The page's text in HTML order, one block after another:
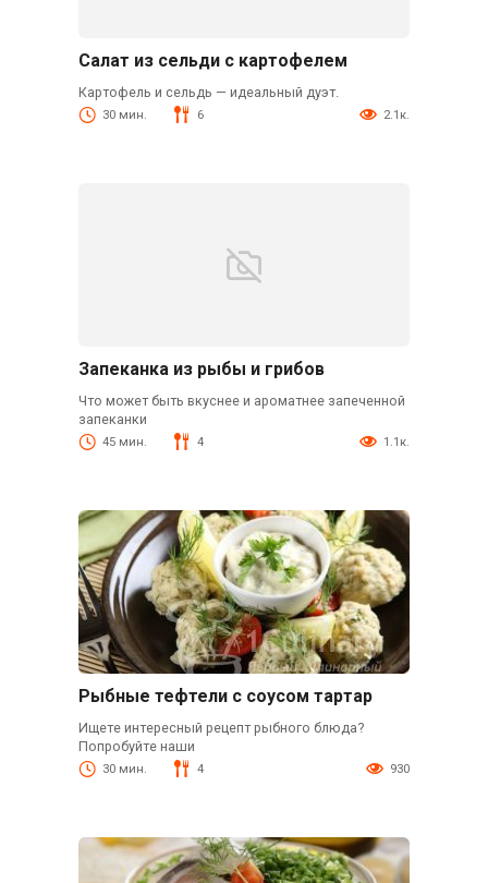
Салат из сельди с картофелем
Картофель и сельдь — идеальный дуэт.
30 мин. 6 2.1к.
Запеканка из рыбы и грибов
Что может быть вкуснее и ароматнее запеченной
запеканки
45 мин. 4 1.1к.
Рыбные тефтели с соусом тартар
Ищете интересный рецепт рыбного блюда?
Попробуйте наши
30 мин. 4 930